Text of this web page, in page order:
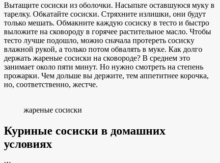
Вытащите сосиски из оболочки. Насыпьте оставшуюся муку в
тарелку. Обкатайте сосиски. Стряхните излишки, они будут
только мешать. Обмакните каждую сосиску в тесто и быстро
выложите на сковороду в горячее растительное масло. Чтобы
тесто лучше подошло, можно сначала протереть сосиску
влажной рукой, а только потом обвалять в муке. Как долго
держать жареные сосиски на сковороде? В среднем это
занимает около пяти минут. Но нужно смотреть на степень
прожарки. Чем дольше вы держите, тем аппетитнее корочка,
но, соответственно, жестче.
жареные сосиски
Куриные сосиски в домашних
условиях